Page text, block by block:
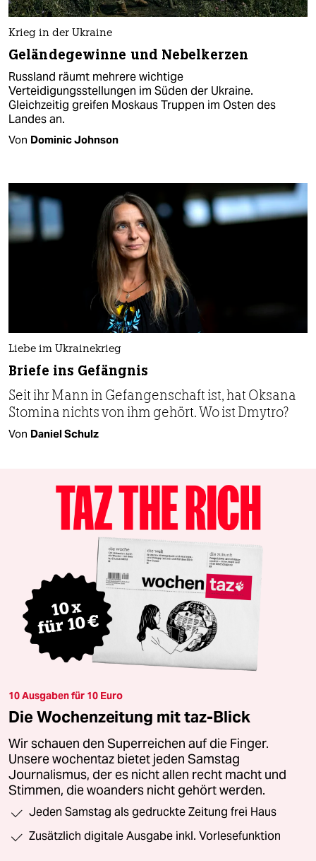
Krieg in der Ukraine
Geländegewinne und Nebelkerzen
Russland räumt mehrere wichtige
Verteidigungsstellungen im Süden der Ukraine.
Gleichzeitig greifen Moskaus Truppen im Osten des
Landes an.
Von Dominic Johnson
Liebe im Ukrainekrieg
Briefe ins Gefängnis
Seit ihr Mann in Gefangenschaft ist, hat Oksana
Stomina nichts von ihm gehört. Wo ist Dmytro?
Von Daniel Schulz
10 Ausgaben für 10 Euro
Die Wochenzeitung mit taz-Blick
Wir schauen den Superreichen auf die Finger.
Unsere wochentaz bietet jeden Samstag
Journalismus, der es nicht allen recht macht und
Stimmen, die woanders nicht gehört werden.
Jeden Samstag als gedruckte Zeitung frei Haus
Zusätzlich digitale Ausgabe inkl. Vorlesefunktion